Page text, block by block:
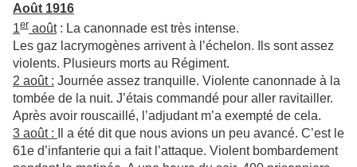
Août 1916
1er août: La canonnade est très intense.
Les gaz lacrymogènes arrivent à l’échelon. Ils sont assez
violents. Plusieurs morts au Régiment.
2 août : Journée assez tranquille. Violente canonnade à la
tombée de la nuit. J’étais commandé pour aller ravitailler.
Après avoir rouscaillé, l’adjudant m’a exempté de cela.
3 août :
Il a été dit que nous avions un peu avancé. C’est le
61e d’infanterie qui a fait l’attaque. Violent bombardement